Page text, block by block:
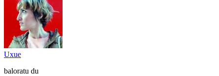
Uxue
baloratu du